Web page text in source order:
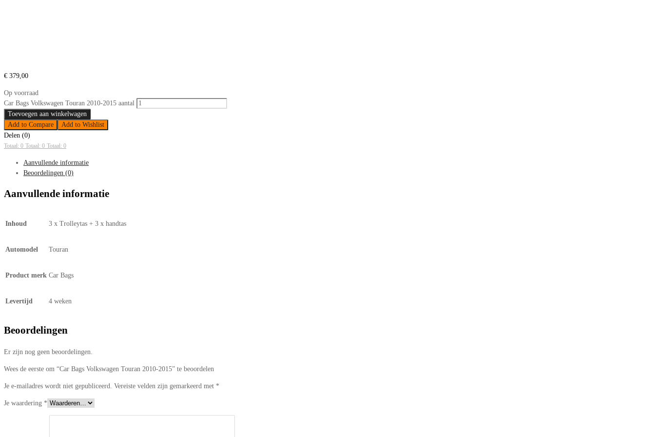
€ 379,00
Op voorraad
Car Bags Volkswagen Touran 2010-2015 aantal
Toevoegen aan winkelwagen
Add to Compare
Add to Wishlist
Delen (0)
Totaal: 0 Totaal: 0 Totaal: 0
Aanvullende informatie
Beoordelingen (0)
Aanvullende informatie
Inhoud 3 x Trolleytas + 3 x handtas
Automodel Touran
Product merk Car Bags
Levertijd 4 weken
Beoordelingen
Er zijn nog geen beoordelingen.
Wees de eerste om “Car Bags Volkswagen Touran 2010-2015” te beoordelen
Je e-mailadres wordt niet gepubliceerd. Vereiste velden zijn gemarkeerd met *
Je waardering *